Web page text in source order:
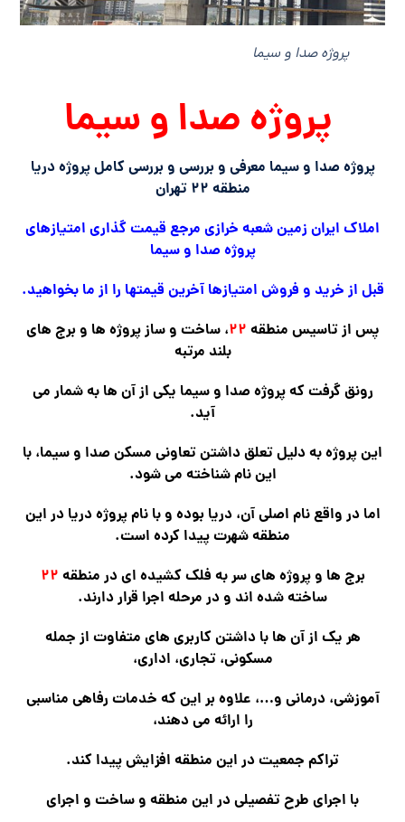
پروژه صدا و سیما
پروژه صدا و سیما
پروژه صدا و سیما معرفی و بررسی و بررسی کامل پروژه دریا
منطقه ۲۲ تهران
املاک ایران زمین شعبه خرازی مرجع قیمت گذاری امتیازهای
پروژه صدا و سیما
قبل از خرید و فروش امتیازها آخرین قیمتها را از ما بخواهید.
پس از تاسیس منطقه ۲۲، ساخت و ساز پروژه ها و برج های
بلند مرتبه
رونق گرفت که پروژه صدا و سیما یکی از آن ها به شمار می
آید.
این پروژه به دلیل تعلق داشتن تعاونی مسکن صدا و سیما، با
این نام شناخته می شود.
اما در واقع نام اصلی آن، دریا بوده و با نام پروژه دریا در این
منطقه شهرت پیدا کرده است.
برج ها و پروژه های سر به فلک کشیده ای در منطقه ۲۲
ساخته شده اند و در مرحله اجرا قرار دارند.
هر یک از آن ها با داشتن کاربری های متفاوت از جمله
مسکونی، تجاری، اداری،
آموزشی، درمانی و…، علاوه بر این که خدمات رفاهی مناسبی
را ارائه می دهند،
تراکم جمعیت در این منطقه افزایش پیدا کند.
با اجرای طرح تفصیلی در این منطقه و ساخت و اجرای